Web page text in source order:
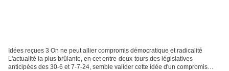
Idées reçues 3 On ne peut allier compromis démocratique et radicalité
L'actualité la plus brûlante, en cet entre-deux-tours des législatives
anticipées des 30-6 et 7-7-24, semble valider cette idée d'un compromis